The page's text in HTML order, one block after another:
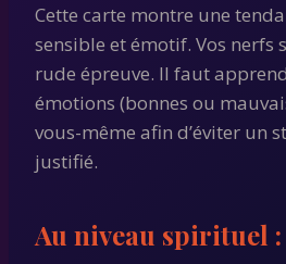
Cette carte montre une
sensible et émotif. Vos nerfs
rude épreuve. Il faut
émotions (bonnes ou
vous-même afin d’éviter un
justifié.
Au niveau spirituel :